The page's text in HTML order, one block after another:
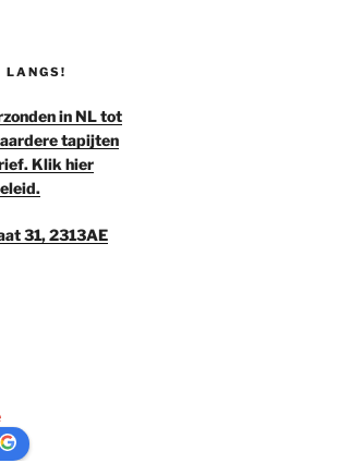
LANGS!
in NL tot
tapijten
Klik hier
31, 2313AE